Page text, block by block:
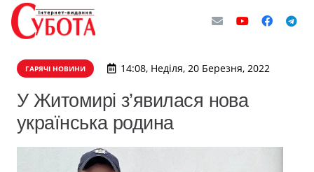
ГАРЯЧІ НОВИНИ 14:08, Неділя, 20 Березня, 2022
У Житомирі з’явилася нова
українська родина